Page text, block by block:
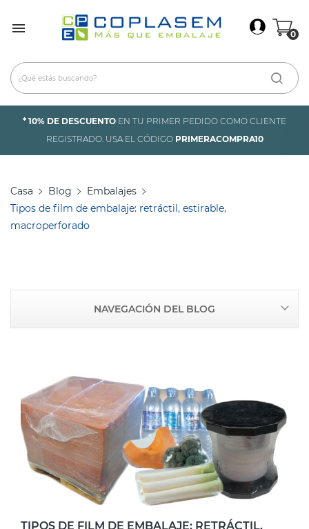
 0
* 10% DE DESCUENTO EN TU PRIMER PEDIDO COMO CLIENTE
REGISTRADO. USA EL CÓDIGO PRIMERACOMPRA10
Casa Blog
Embalajes
Tipos de film de embalaje: retráctil, estirable,
macroperforado
NAVEGACIÓN DEL BLOG
TIPOS DE FILM DE EMBALAJE: RETRÁCTIL,
Iniciar Sesión ×
Debes iniciar sesión para guardar productos en tu
lista de deseos.
Cancelar Iniciar sesión